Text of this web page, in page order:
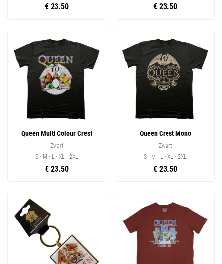
€ 23.50 € 23.50
Queen Multi Colour Crest
Zwart
S · M · L · XL · 2XL
€ 23.50
Queen Crest Mono
Zwart
S · M · L · XL · 2XL
€ 23.50